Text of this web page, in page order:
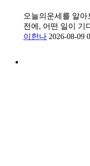
오늘의운세를 알아
전에, 어떤 일이 기
이한나 2026-08-09